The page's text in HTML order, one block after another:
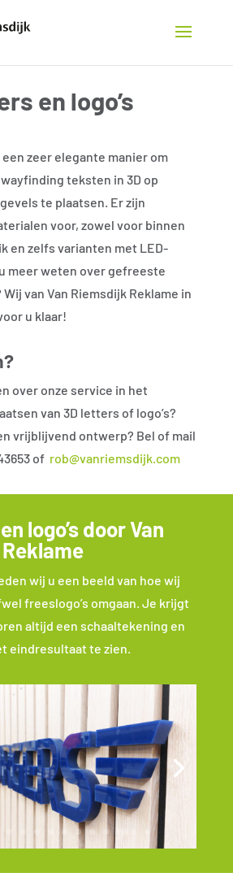
en logo’s
zeer elegante manier om
teksten in 3D op
te plaatsen. Er zijn
voor, zowel voor binnen
en zelfs varianten met LED-
meer weten over gefreeste
van Van Riemsdijk Reklame in
u klaar!
over onze service in het
van 3D letters of logo’s?
vrijblijvend ontwerp? Bel of mail
of rob@vanriemsdijk.com
logo’s door Van
wij u een beeld van hoe wij
freeslogo’s omgaan. Je krijgt
altijd een schaaltekening en
eindresultaat te zien.